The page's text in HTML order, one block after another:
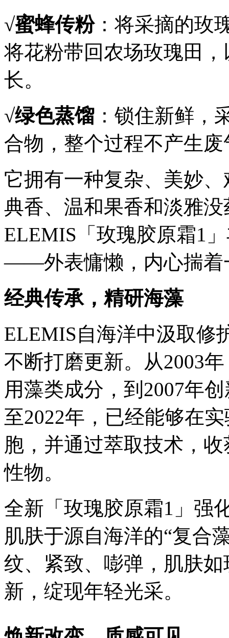
√蜜蜂传粉：将采摘的玫
将花粉带回农场玫瑰田
长。
√绿色蒸馏 ：锁住新鲜，
合物，整个过程不产生
它拥有一种复杂、美妙
典香、温和果香和淡雅
ELEMIS「玫瑰胶原霜1
——外表慵懒，内心揣着
经典传承，精研海藻
ELEMIS自海洋中汲取修
不断打磨更新。从2003
用藻类成分，到2007年
至2022年，已经能够在
胞，并通过萃取技术，
性物。
全新「玫瑰胶原霜1」强
肌肤于源自海洋的“复合
纹、紧致、嘭弹，肌肤
新，绽现年轻光采。